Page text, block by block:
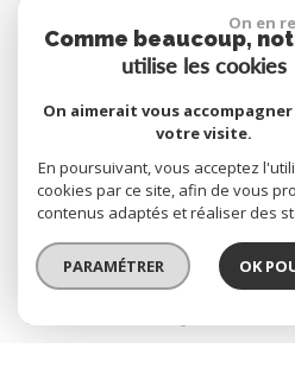
site réalisé
© 2026 | Tous droits réservés |
Plan du site
On en
Comme beaucoup,
utilise les cookies
On aimerait vous
votre visite.
En poursuivant, vous acceptez
cookies par ce site, afin de vous
contenus adaptés et réaliser des
PARAMÉTRER OK